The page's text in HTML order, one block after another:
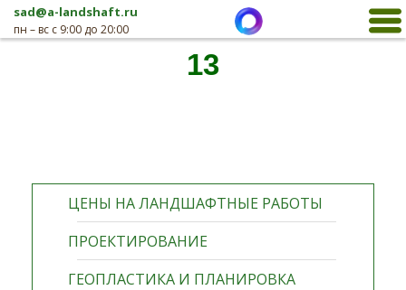
sad@a-landshaft.ru
пн – вс с 9:00 до 20:00
ЦЕНЫ НА ЛАНДШАФТНЫЕ РАБОТЫ
ПРОЕКТИРОВАНИЕ
ГЕОПЛАСТИКА И ПЛАНИРОВКА
13